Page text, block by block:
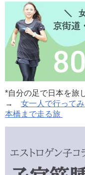
*自分の足で日本を旅
→ 女一人で行って
本橋まで走る旅